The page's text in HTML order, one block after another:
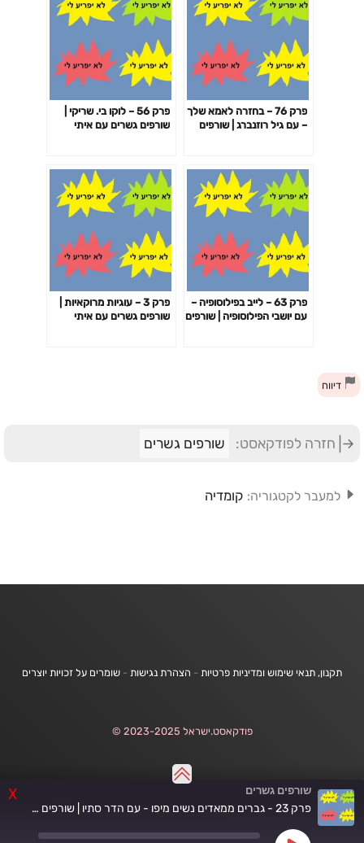
X שורפים גשרים
פרק 23 - גברים ממאדים נשים מיפו - עם הדר סתיו | שורפים גשרים עם איתי עמוס, נדב זלוטקין וקובי שריקי
פרק 76 – בחזרה לאמא שלך
– עם גיל רוזנברג | שורפים
פרק 56 – לוקו בי. שריקי |
שורפים גשרים עם איתי
פרק 63 – לייב בפילוסופיה –
עם יושבי הפילוסופיה | שורפים
פרק 3 – עוגיות מרוקאיות |
שורפים גשרים עם איתי
דיווח
חזרה לפודקאסט: שורפים גשרים
למעבר לקטגוריה: קומדיה
תקנון, תנאי שימוש ומדיניות פרטיות - הצהרת נגישות - שומרים על זכויות יוצרים
פודקאסט.ישראל 2023-2025 ©